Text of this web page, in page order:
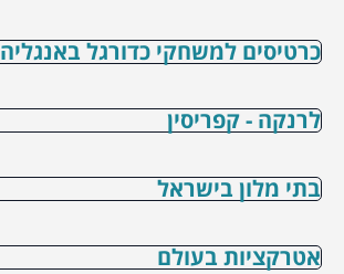
כרטיסים למשחקי כדורגל באנגליה
לרנקה - קפריסין
בתי מלון בישראל
אטרקציות בעולם